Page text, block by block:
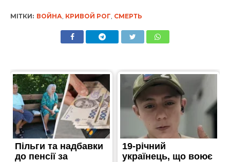
МІТКИ: ВОЙНА КРИВОЙ РОГ СМЕРТЬ